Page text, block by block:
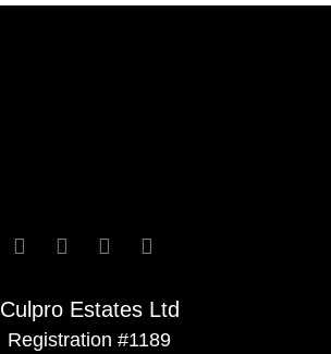
Culpro Estates Ltd
Registration #1189
   